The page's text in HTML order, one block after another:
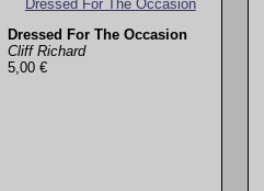
Dressed For The Occasion
Cliff Richard
5,00 €